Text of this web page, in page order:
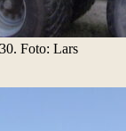
Foto: Lars